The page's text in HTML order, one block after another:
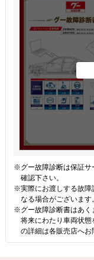
※グー故障診断は保証サ
確認下さい。
※実際にお渡しする故障
なる場合がございます。
※グー故障診断書はあく
将来にわたり車両状
の詳細は各販売店へお